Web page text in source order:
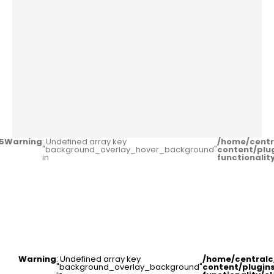
Warning: Undefined array key
"background_overlay_hover_background"
in
/home/
content/
Warning: Undefined array key
"background_overlay_background"
/home/
content/